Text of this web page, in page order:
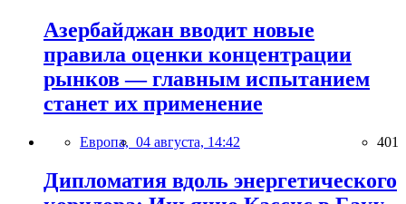
Азербайджан вводит новые
правила оценки концентрации
рынков — главным испытанием
станет их применение
Европа, 04 августа, 14:42 401
Дипломатия вдоль энергетического